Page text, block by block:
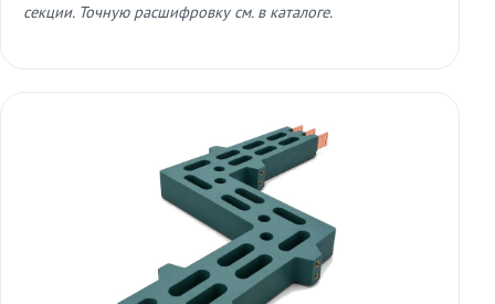
секции. Точную расшифровку см. в каталоге.